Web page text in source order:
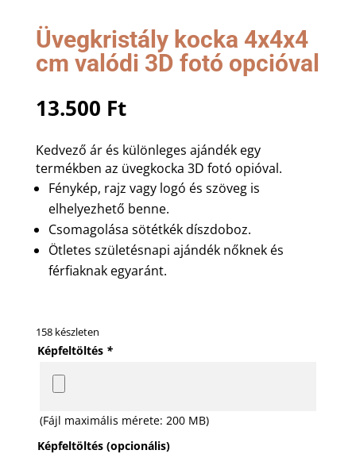
Üvegkristály kocka 4x4x4
cm valódi 3D fotó opcióval
13.500 Ft
Kedvező ár és különleges ajándék egy
termékben az üvegkocka 3D fotó opióval.
Fénykép, rajz vagy logó és szöveg is
elhelyezhető benne.
Csomagolása sötétkék díszdoboz.
Ötletes születésnapi ajándék nőknek és
férfiaknak egyaránt.
158 készleten
Képfeltöltés *
(Fájl maximális mérete: 200 MB)
Képfeltöltés (opcionális)